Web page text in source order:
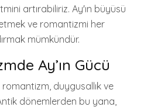
artırabiliriz. Ay'ın büyüsü
ve romantizmi her
mümkündür.
Ay’ın Gücü
duygusallık ve
dönemlerden bu yana,